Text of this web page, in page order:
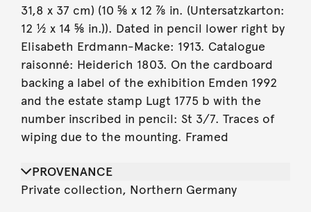
31,8 x 37 cm) (10 ⅝ x 12 ⅞ in. (Untersatzkarton:
12 ½ x 14 ⅝ in.)). Dated in pencil lower right by
Elisabeth Erdmann-Macke: 1913. Catalogue
raisonné: Heiderich 1803. On the cardboard
backing a label of the exhibition Emden 1992
and the estate stamp Lugt 1775 b with the
number inscribed in pencil: St 3/7. Traces of
wiping due to the mounting. Framed
PROVENANCE
Private collection, Northern Germany